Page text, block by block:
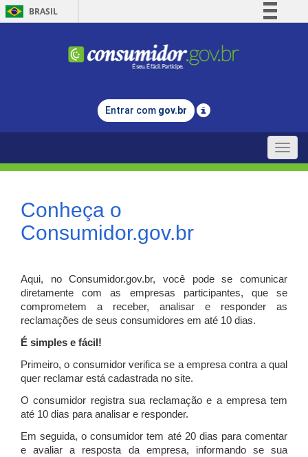
BRASIL
Comunica BR
Legislação
Entrar com gov.br
Toggle
Conheça o
Consumidor.gov.br
Aqui, no Consumidor.gov.br, você pode se comunicar
diretamente com as empresas participantes, que se
comprometem a receber, analisar e responder as
reclamações de seus consumidores em até 10 dias.
É simples e fácil!
Primeiro, o consumidor verifica se a empresa contra a qual
quer reclamar está cadastrada no site.
O consumidor registra sua reclamação e a empresa tem
até 10 dias para analisar e responder.
Em seguida, o consumidor tem até 20 dias para comentar
e avaliar a resposta da empresa, informando se sua